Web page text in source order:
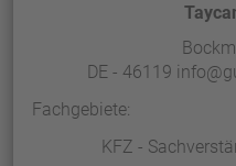
DE - 46119
Fachgebiete:
KFZ -